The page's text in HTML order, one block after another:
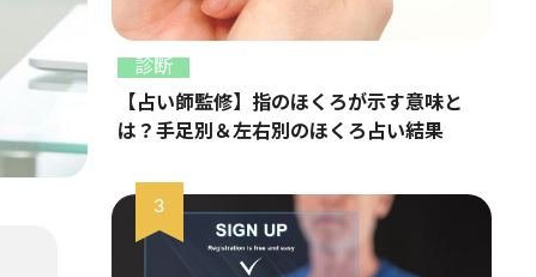
診断
【占い師監修】指のほくろが示す意味と
は？手足別＆左右別のほくろ占い結果